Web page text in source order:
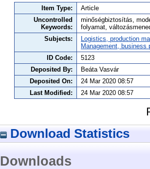
Item Type:
Article
Uncontrolled
Keywords:
minőségbiztosítás,
folyamat,
Subjects:
Logistics, production
Management,
ID Code:
5123
Deposited By:
Beáta Vasvár
Deposited On:
24 Mar 2020 08:57
Last Modified:
24 Mar 2020 08:57
Download Statistics
Downloads